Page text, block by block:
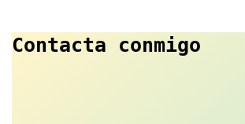
Contacta conmigo